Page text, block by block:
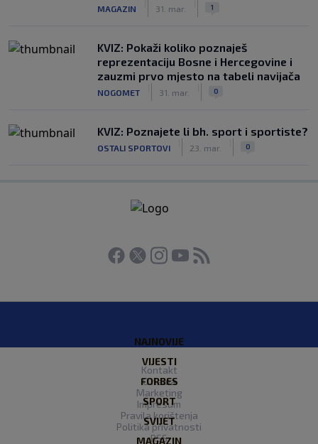
MAGAZIN 31. mar. 1
KVIZ: Pokaži koliko poznaješ
reprezentaciju Bosne i Hercegovine i
zauzmi prvo mjesto na tabeli navijača
NOGOMET 31. mar. 0
KVIZ: Poznajete li bh. sport i sportiste?
OSTALI SPORTOVI 23. mar. 0
NAJNOVIJE
VIJESTI
FORBES
SPORT
SVIJET
MAGAZIN
Kontakt
O nama
Marketing
Impresum
Pravila korištenja
Politika privatnosti
RSS